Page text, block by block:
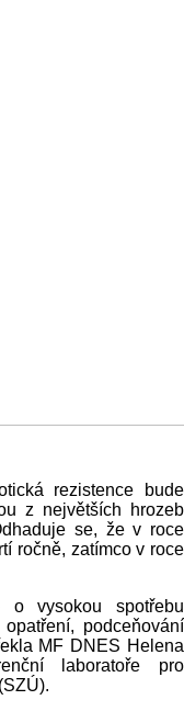
rezistence bude
z největších hrozeb
se, že v roce
ročně, zatímco v roce
vysokou spotřebu
podceňování
MF DNES Helena
laboratoře pro